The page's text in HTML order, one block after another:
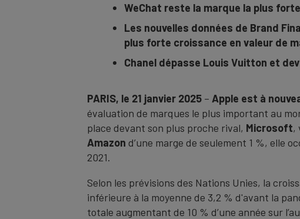
WeChat reste la marque la plus
Les nouvelles données de Brand
plus forte croissance en valeur de
Chanel dépasse Louis Vuitton et
PARIS, le 21 janvier 2025 – Apple est à
évaluation de marques le plus important au
place devant son plus proche rival, Microsoft,
Amazon d’une marge de seulement 1 %, elle
2021.
Selon les prévisions des Nations Unies, la
inférieure à la moyenne de 3,2 % d'avant la
totale augmentant de 10 % d’une année sur